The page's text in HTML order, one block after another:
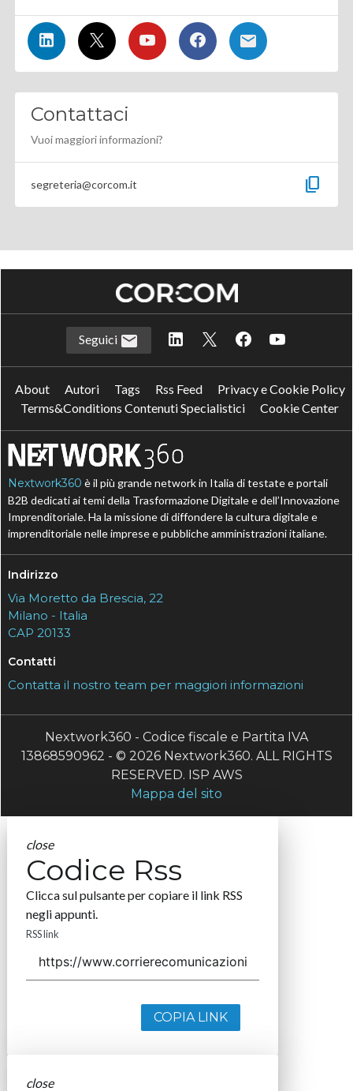
Contattaci
Vuoi maggiori informazioni?
segreteria@corcom.it content_copy
Seguici
About Autori Tags Rss Feed
Privacy e Cookie Policy
Terms&Conditions Contenuti Specialistici
Cookie Center
Nextwork360 è il più grande network in Italia di testate e portali
B2B dedicati ai temi della Trasformazione Digitale e dell’Innovazione
Imprenditoriale. Ha la missione di diffondere la cultura digitale e
imprenditoriale nelle imprese e pubbliche amministrazioni italiane.
Indirizzo
Via Moretto da Brescia, 22
Milano - Italia
CAP 20133
Contatti
Contatta il nostro team per maggiori informazioni
Nextwork360 - Codice fiscale e Partita IVA
13868590962 - © 2026 Nextwork360. ALL RIGHTS
RESERVED. ISP AWS
Mappa del sito
close
Codice Rss
Clicca sul pulsante per copiare il link RSS
negli appunti.
RSS link
COPIA LINK
close